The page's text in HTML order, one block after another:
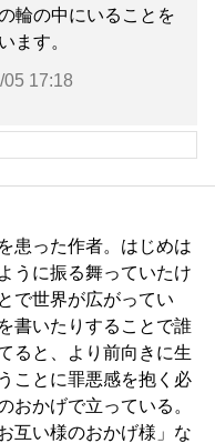
輪の中にいることを
ます。
05 17:18
患った作者。はじめは
うに振る舞っていたけ
で世界が広がってい
書いたりすることで誰
ると、より前向きに生
ことに罪悪感を抱く必
おかげで立っている。
互い様のおかげ様」な